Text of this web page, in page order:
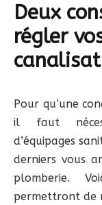
Deux
régler
Pour qu’une
il faut
d’équipages
derniers vous
plomberie.
permettront de